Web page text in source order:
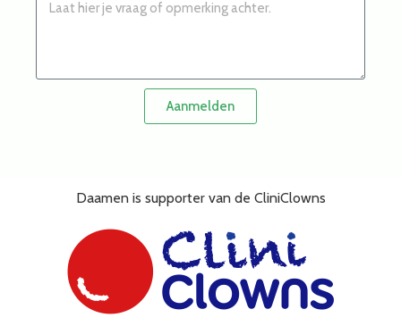
Aanmelden
Daamen is supporter van de CliniClowns